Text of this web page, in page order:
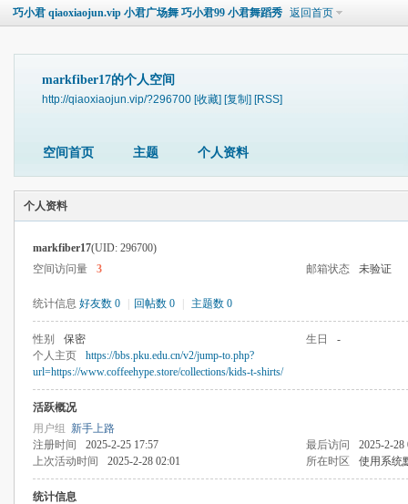
巧小君 qiaoxiaojun.vip 小君广场舞 巧小君99 小君舞蹈秀 返回首页
markfiber17的个人空间
http://qiaoxiaojun.vip/?296700 [收藏] [复制] [RSS]
空间首页 主题 个人资料
个人资料
markfiber17(UID: 296700)
空间访问量
3 邮箱状态 未验证
统计信息 好友数 0 回帖数 0 主题数 0
性别 保密 生日
-
个人主页
https://bbs.pku.edu.cn/v2/jump-to.php?
url=https://www.coffeehype.store/collections/kids-t-shirts/
活跃概况
用户组 新手上路
注册时间
2025-2-25 17:57 最后访问
2025-2-28
上次活动时间
2025-2-28 02:01 所在时区 使用系统
统计信息